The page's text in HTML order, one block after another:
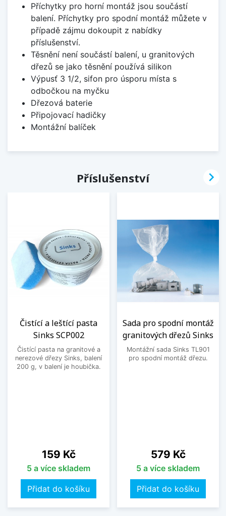
Příchytky pro horní montáž jsou součástí
balení. Příchytky pro spodní montáž můžete v
případě zájmu dokoupit z nabídky
příslušenství.
Těsnění není součástí balení, u granitových
dřezů se jako těsnění používá silikon
Výpusť 3 1/2, sifon pro úsporu místa s
odbočkou na myčku
Dřezová baterie
Připojovací hadičky
Montážní balíček
Příslušenství
Čistící a leštící pasta
Sinks SCP002
Čistící pasta na granitové a
nerezové dřezy Sinks, balení
200 g, v balení je houbička.
Cena
159 Kč
5 a více skladem
Přidat do košíku
Sada pro spodní montáž
granitových dřezů Sinks
Montážní sada Sinks TL901
pro spodní montáž dřezu.
Cena
579 Kč
5 a více skladem
Přidat do košíku
